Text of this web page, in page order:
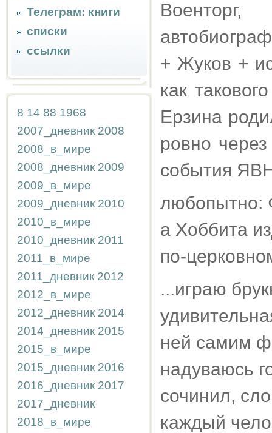
Телеграм: книги
списки
ссылки
8 14 88 1968
2007_дневник 2008
2008_в_мире
2008_дневник 2009
2009_в_мире
2009_дневник 2010
2010_в_мире
2010_дневник 2011
2011_в_мире
2011_дневник 2012
2012_в_мире
2012_дневник 2014
2014_дневник 2015
2015_в_мире
2015_дневник 2016
2016_дневник 2017
2017_дневник
2018_в_мире
+ Жуков +
как
Ерзина
ровно
события
любопытно:
а Хоббита
по-
...играю
ней самим
надуваюсь
сочинил,
каждый